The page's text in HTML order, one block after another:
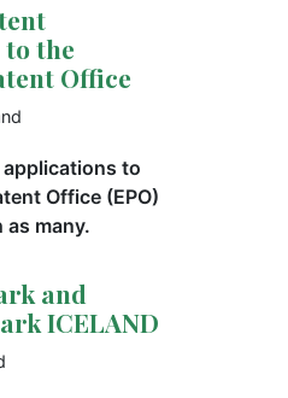
the
Office
to
Office (EPO)
as many.
and
ICELAND